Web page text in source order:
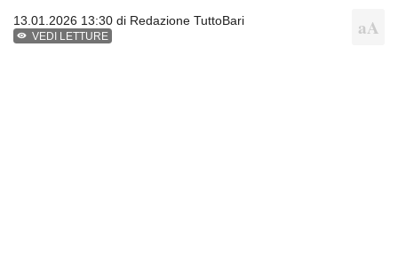
13.01.2026 13:30 di Redazione TuttoBari
VEDI LETTURE